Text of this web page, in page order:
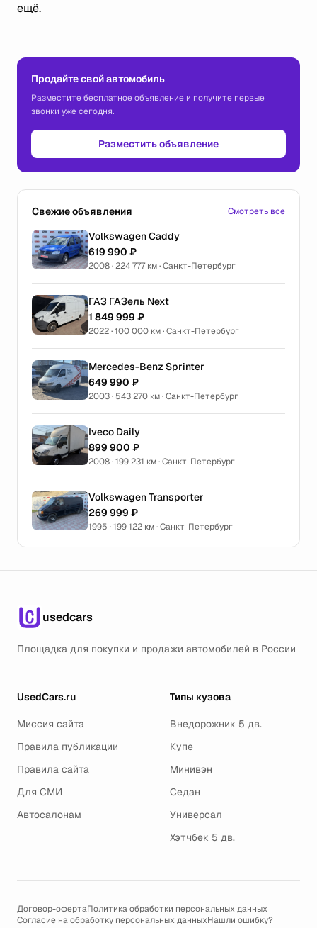
ещё.
Продайте свой автомобиль
Разместите бесплатное объявление и получите первые
звонки уже сегодня.
Разместить объявление
Свежие объявления Смотреть все
Volkswagen Caddy
619 990 ₽
2008 · 224 777 км · Санкт-Петербург
ГАЗ ГАЗель Next
1 849 999 ₽
2022 · 100 000 км · Санкт-Петербург
Mercedes-Benz Sprinter
649 990 ₽
2003 · 543 270 км · Санкт-Петербург
Iveco Daily
899 900 ₽
2008 · 199 231 км · Санкт-Петербург
Volkswagen Transporter
269 999 ₽
1995 · 199 122 км · Санкт-Петербург
usedcars
Площадка для покупки и продажи автомобилей в России
UsedCars.ru
Миссия сайта
Правила публикации
Правила сайта
Для СМИ
Автосалонам
Типы кузова
Внедорожник 5 дв.
Купе
Минивэн
Седан
Универсал
Хэтчбек 5 дв.
Договор-офертаПолитика обработки персональных данных
Согласие на обработку персональных данныхНашли ошибку?